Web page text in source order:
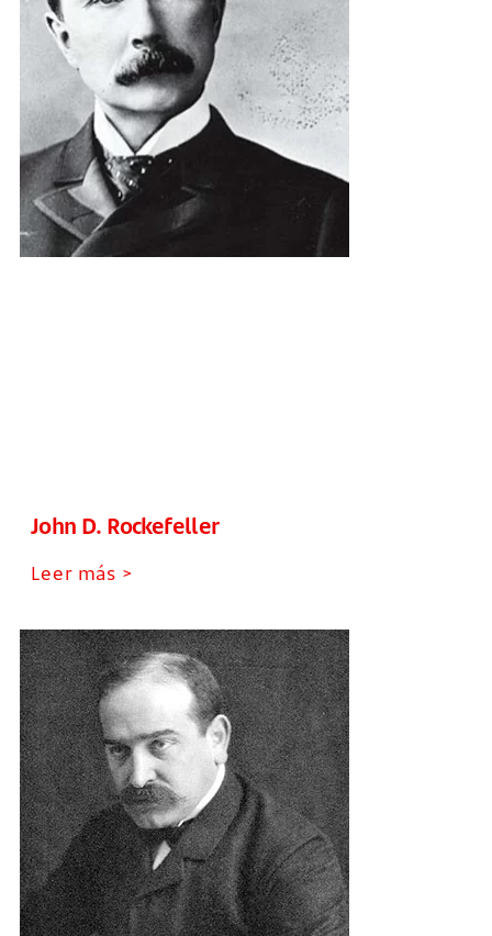
John D. Rockefeller
Leer más >